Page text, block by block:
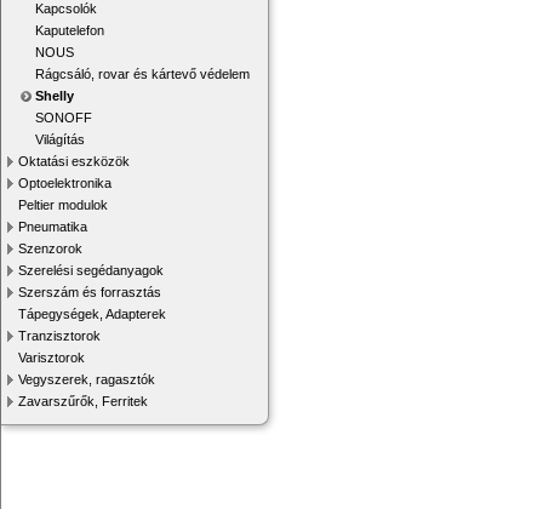
Kapcsolók
Kaputelefon
NOUS
Rágcsáló, rovar és kártevő védelem
Shelly
SONOFF
Világítás
Oktatási eszközök
Optoelektronika
Peltier modulok
Pneumatika
Szenzorok
Szerelési segédanyagok
Szerszám és forrasztás
Tápegységek, Adapterek
Tranzisztorok
Varisztorok
Vegyszerek, ragasztók
Zavarszűrők, Ferritek